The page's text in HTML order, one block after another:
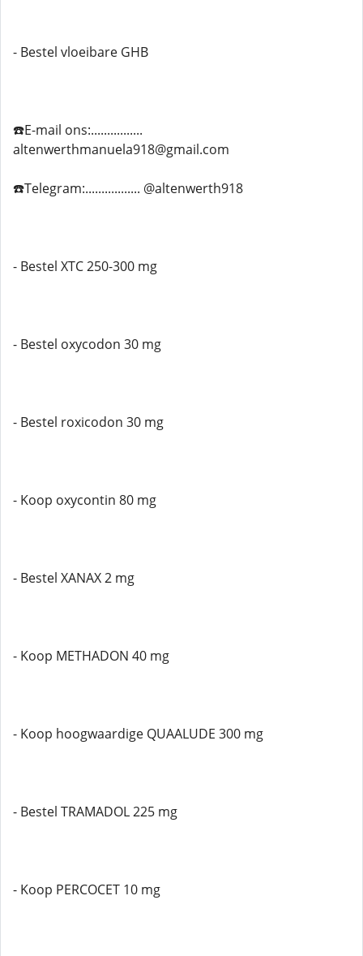
- Bestel vloeibare GHB
☎️E-mail ons:................
altenwerthmanuela918@gmail.com
☎️Telegram:................. @altenwerth918
- Bestel XTC 250-300 mg
- Bestel oxycodon 30 mg
- Bestel roxicodon 30 mg
- Koop oxycontin 80 mg
- Bestel XANAX 2 mg
- Koop METHADON 40 mg
- Koop hoogwaardige QUAALUDE 300 mg
- Bestel TRAMADOL 225 mg
- Koop PERCOCET 10 mg